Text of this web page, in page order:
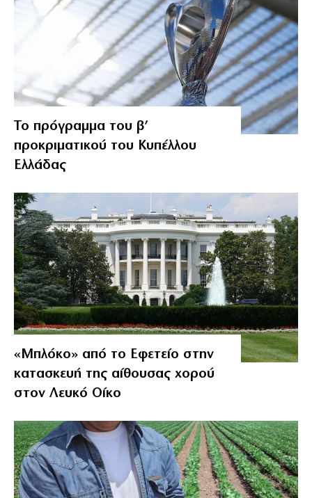
Το πρόγραμμα του β’
προκριματικού του Κυπέλλου
Ελλάδας
«Μπλόκο» από το Εφετείο στην
κατασκευή της αίθουσας χορού
στον Λευκό Οίκο